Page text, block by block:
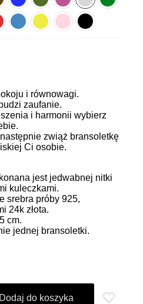
i równowagi.
zaufanie.
i harmonii wybierz
zwiąż bransoletkę
Ci osobie.
jest jedwabnej nitki
kuleczkami.
srebra próby 925,
24k złota.
cm.
jednej bransoletki.
Dodaj do koszyka